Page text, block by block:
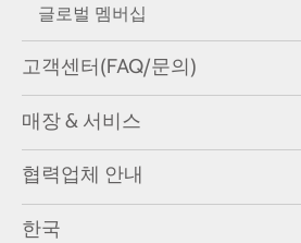
글로벌 멤버십
고객센터(FAQ/문의)
매장 & 서비스
협력업체 안내
한국